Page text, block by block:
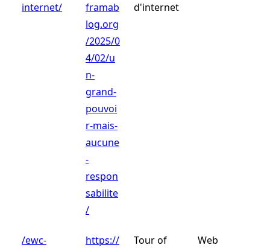
internet/
framab
log.org
/2025/0
4/02/u
n-
grand-
pouvoi
r-mais-
aucune
-
respon
sabilite
/
d'internet
/ewc-
https://
Tour of
Web